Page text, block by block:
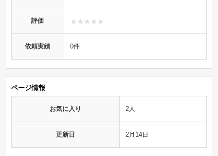
評価
依頼実績 0件
ページ情報
お気に入り 2人
更新日 2月14日